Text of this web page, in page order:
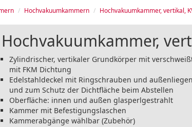
Hochvakuumkammern Hochvakuumkammer, vertikal,
Hochvakuumkammer,
Zylindrischer, vertikaler Grundkörper mit
mit FKM Dichtung
Edelstahldeckel mit Ringschrauben und
und zum Schutz der Dichtfläche beim Abstellen
Oberfläche: innen und außen glasperlgestrahlt
Kammer mit Befestigungslaschen
Kammerabgänge wählbar (Zubehör)